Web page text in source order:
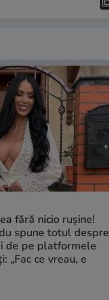
fără nicio rușine!
spune totul despre
de pe platformele
„Fac ce vreau, e